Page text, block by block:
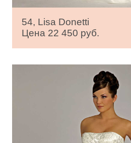
54, Lisa Donetti
Цена 22 450 руб.